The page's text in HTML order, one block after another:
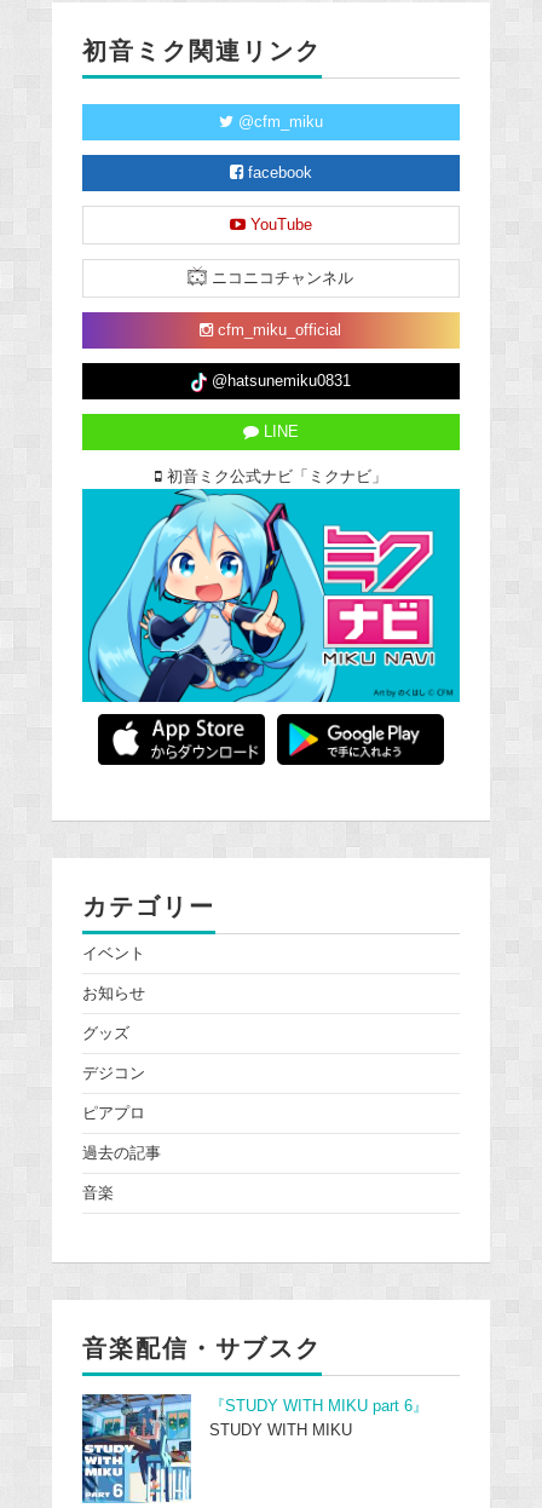
初音ミク関連リンク
@cfm_miku
facebook
YouTube
ニコニコチャンネル
cfm_miku_official
@hatsunemiku0831
LINE
初音ミク公式ナビ「ミクナビ」
カテゴリー
イベント
お知らせ
グッズ
デジコン
ピアプロ
過去の記事
音楽
音楽配信・サブスク
『STUDY WITH MIKU part 6』
STUDY WITH MIKU